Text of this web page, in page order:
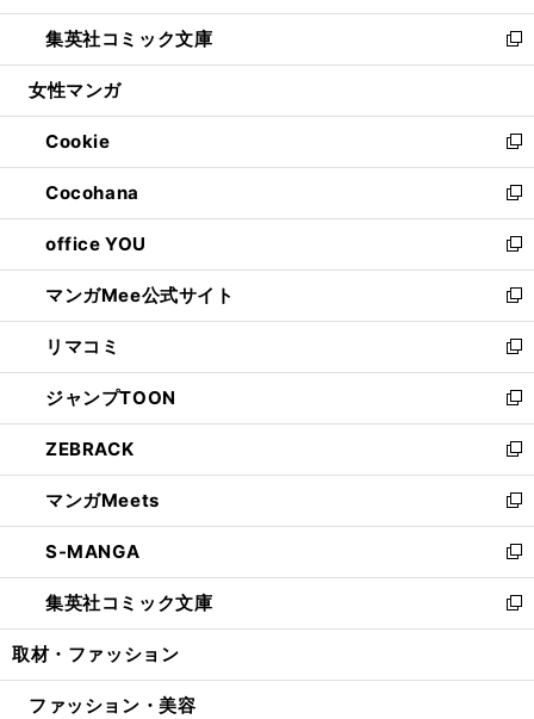
開
く
ウ
で
開
ン
ド
ウ
開
く
ウ
ィ
ン
ウ
で
開
く
し
い
ウ
ン
ド
ウ
で
開
く
集英社コミック文庫
新
し
ウ
ィ
ン
ド
ウ
で
開
く
女性マンガ
Cookie
新
し
い
ウ
ィ
ン
ド
ウ
で
開
く
Cocohana
新
し
い
ウ
ィ
ン
ド
ウ
で
開
く
office YOU
新
し
い
ウ
ィ
ン
ド
ウ
で
開
く
マンガMee公式サイト
新
し
い
ウ
ィ
ン
ド
ウ
で
開
く
リマコミ
新
し
い
ウ
ィ
ン
ド
ウ
で
開
く
ジャンプTOON
新
し
い
ウ
ィ
ン
ド
ウ
で
開
ZEBRACK
新
し
い
ウ
ィ
ン
ド
ウ
開
マンガMeets
新
し
い
ウ
ィ
ン
ウ
S-MANGA
新
し
い
ウ
ン
集英社コミック文庫
新
し
ウ
取材・ファッション
ファッション・美容